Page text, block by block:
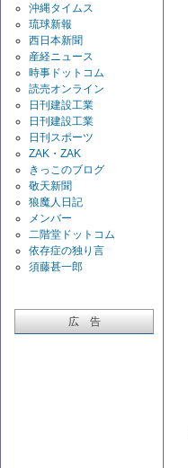
沖縄タイムス
琉球新報
西日本新聞
産経ニュース
時事ドットコム
読売オンライン
日刊建設工業
日刊建設工業
日刊スポーツ
ZAK・ZAK
きっこのブログ
敬天新聞
狼魔人日記
メンバー
二階堂ドットコム
依存症の独り言
須藤甚一郎
広 告